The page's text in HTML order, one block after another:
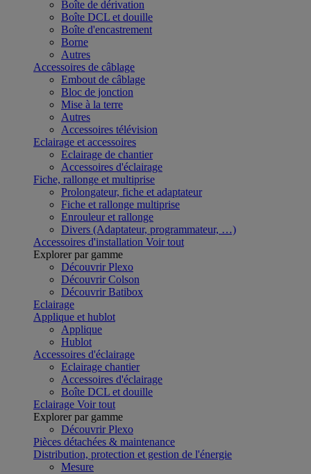
Boîte de dérivation
Boîte DCL et douille
Boîte d'encastrement
Borne
Autres
Accessoires de câblage
Embout de câblage
Bloc de jonction
Mise à la terre
Autres
Accessoires télévision
Eclairage et accessoires
Eclairage de chantier
Accessoires d'éclairage
Fiche, rallonge et multiprise
Prolongateur, fiche et adaptateur
Fiche et rallonge multiprise
Enrouleur et rallonge
Divers (Adaptateur, programmateur, …)
Accessoires d'installation Voir tout
Explorer par gamme
Découvrir Plexo
Découvrir Colson
Découvrir Batibox
Eclairage
Applique et hublot
Applique
Hublot
Accessoires d'éclairage
Eclairage chantier
Accessoires d'éclairage
Boîte DCL et douille
Eclairage Voir tout
Explorer par gamme
Découvrir Plexo
Pièces détachées & maintenance
Distribution, protection et gestion de l'énergie
Mesure